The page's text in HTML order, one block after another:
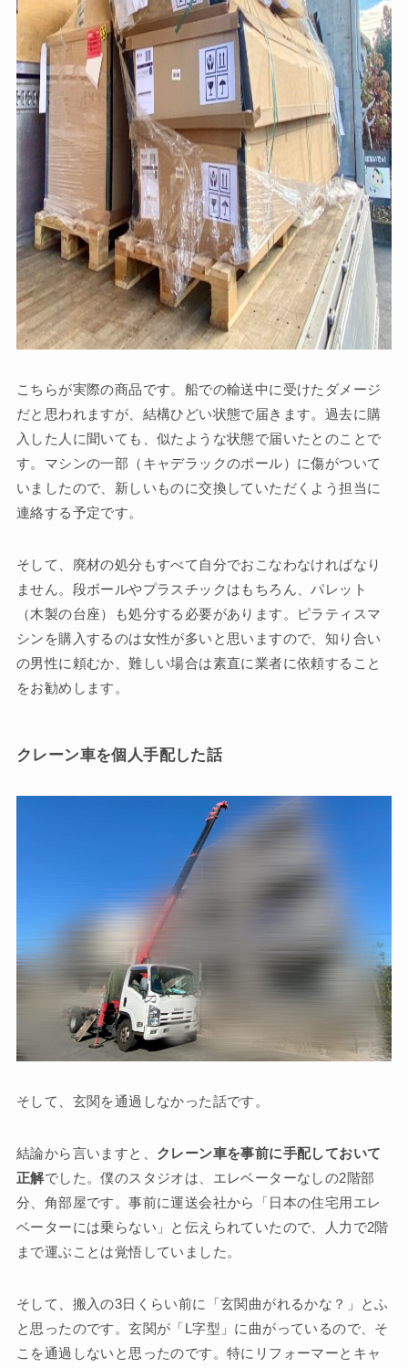
こちらが実際の商品です。船での輸送中に受けたダメージ
だと思われますが、結構ひどい状態で届きます。過去に購
入した人に聞いても、似たような状態で届いたとのことで
す。マシンの一部（キャデラックのポール）に傷がついて
いましたので、新しいものに交換していただくよう担当に
連絡する予定です。
そして、廃材の処分もすべて自分でおこなわなければなり
ません。段ボールやプラスチックはもちろん、パレット
（木製の台座）も処分する必要があります。ピラティスマ
シンを購入するのは女性が多いと思いますので、知り合い
の男性に頼むか、難しい場合は素直に業者に依頼すること
をお勧めします。
クレーン車を個人手配した話
そして、玄関を通過しなかった話です。
結論から言いますと、 クレーン車を事前に手配しておいて
正解でした。僕のスタジオは、エレベーターなしの2階部
分、角部屋です。事前に運送会社から「日本の住宅用エレ
ベーターには乗らない」と伝えられていたので、人力で2階
まで運ぶことは覚悟していました。
そして、搬入の3日くらい前に「玄関曲がれるかな？」とふ
と思ったのです。玄関が「L字型」に曲がっているので、そ
こを通過しないと思ったのです。特にリフォーマーとキャ